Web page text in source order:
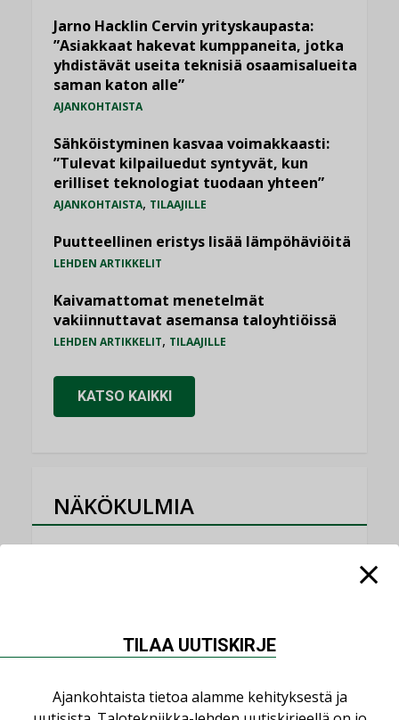
Jarno Hacklin Cervin yrityskaupasta:
”Asiakkaat hakevat kumppaneita, jotka
yhdistävät useita teknisiä osaamisalueita
saman katon alle”
AJANKOHTAISTA
Sähköistyminen kasvaa voimakkaasti:
”Tulevat kilpailuedut syntyvät, kun
erilliset teknologiat tuodaan yhteen”
AJANKOHTAISTA, TILAAJILLE
Puutteellinen eristys lisää lämpöhäviöitä
LEHDEN ARTIKKELIT
Kaivamattomat menetelmät
vakiinnuttavat asemansa taloyhtiöissä
LEHDEN ARTIKKELIT, TILAAJILLE
KATSO KAIKKI
NÄKÖKULMIA
KOLUMNI
Yli miljoona kotia on vailla toimivaa
ilmanvaihtoa
TILAA UUTISKIRJE
Ajankohtaista tietoa alamme kehityksestä ja